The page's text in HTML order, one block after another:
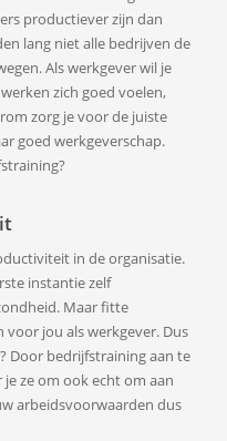
productiever zijn dan
lang niet alle bedrijven de
Als werkgever wil je
zich goed voelen,
zorg je voor de juiste
goed werkgeverschap.
in de organisatie.
instantie zelf
Maar fitte
jou als werkgever. Dus
Door bedrijfstraining aan te
ze om ook echt om aan
arbeidsvoorwaarden dus